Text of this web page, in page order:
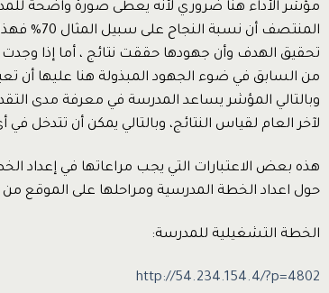
مؤشر الأداء هنا ضروري لأنه يعطى صورة واضحة
المنتصف
تحقيق الهدف وأن جهودها حققت نتائج ، أما إذا
من السابق في ضوء الجهود المبذولة هنا عليها أن
وبالتالي المؤشر يساعد المدرسة في معرفة مدى
لآخر العام لقياس النتائج، وبالتالي يمكن أن تتدخل
هذه بعض الاعتبارات التي يجب مراعاتها في إعداد
حول اعداد الخطة المدرسية ومراحلها على الموقع من
الخطة التشغيلية للمدرسة:
http://54.234.154.4/?p=4802